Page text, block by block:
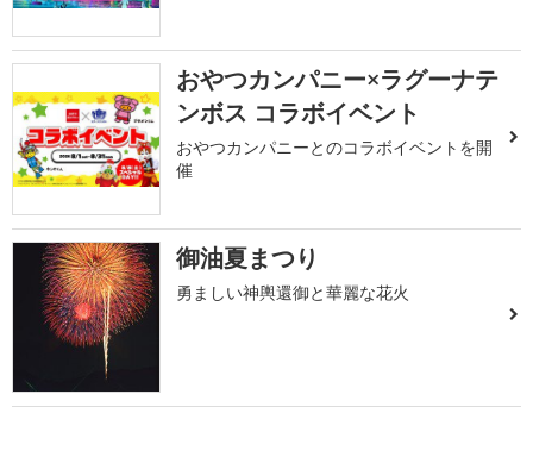
おやつカンパニー×ラグーナテ
ンボス コラボイベント
おやつカンパニーとのコラボイベントを開
催
御油夏まつり
勇ましい神輿還御と華麗な花火